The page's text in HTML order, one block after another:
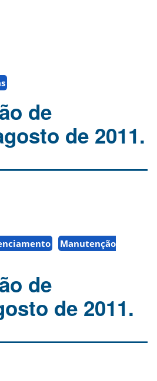
de
de 2011.
Manutenção
de
de 2011.